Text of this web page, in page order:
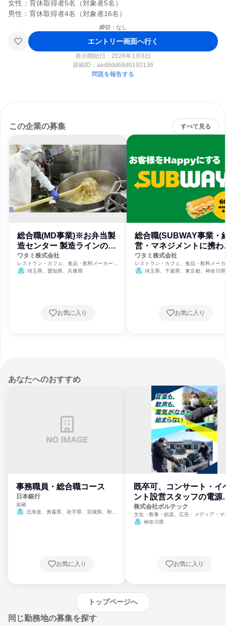
女性：育休取得者5名（対象者5名）
締切：なし
エントリー画面へ行く
表示開始日：2026年1月8日
原稿ID： aed8dd68d0192136
問題を報告する
この企業の募集 すべて見る
総合職(MD事業)※お弁当製
造センター 製造ラインの責
任者
ワタミ株式会社
レストラン・カフェ、食品・飲料メーカー、
農耕業埼玉県、愛知県、兵庫県
お気に入り
総合職(SUBWAY事業・
営・マネジメントに携わ
お仕事)
ワタミ株式会社
レストラン・カフェ、食品・飲料メー
農耕業埼玉県、千葉県、東京都、神奈川
お気に入り
あなたへのおすすめ
事務職員・総合職コース
日本銀行
金融
北海道、青森県、岩手県、宮城県、秋田
崎県、熊本県、大分県、宮崎県、鹿児島県、
お気に入り
既卒可、コンサート・イ
ント設営スタッフの電源
門
株式会社ボルテック
文化・教養・娯楽、広告・メディア・マ
ミ、電力・ガス・水道・エネルギー
神奈川県
お気に入り
トップページへ
同じ勤務地の募集を探す